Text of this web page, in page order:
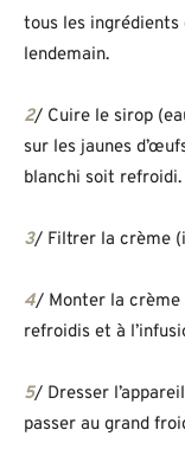
tous les ingrédients
lendemain.
2/ Cuire le sirop
sur les jaunes
blanchi soit refroidi.
3/ Filtrer la crème
4/ Monter la crème
refroidis et à
5/ Dresser
passer au grand